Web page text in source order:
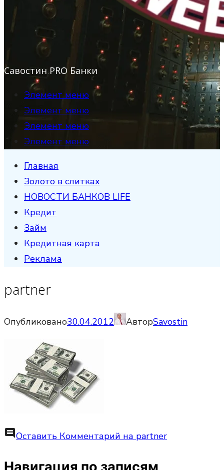
Савостин PRO Банки
Элемент меню
Элемент меню
Элемент меню
Элемент меню
Главная
Золото в слитках
НОВОСТИ БАНКОВ LIFE
Кредит
Займ
Кредитная карта
Реклама
partner
Опубликовано30.04.2012 АвторSavostin
commentОставить Комментарий на partner